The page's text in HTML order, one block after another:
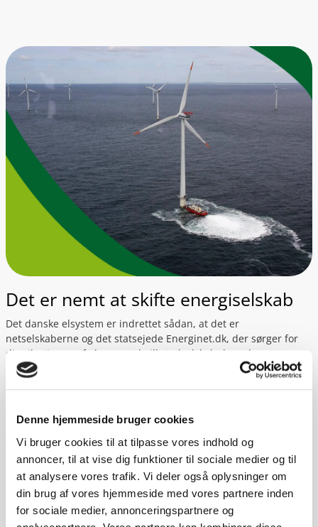
Denne hjemmeside bruger cookies
Vi bruger cookies til at tilpasse vores indhold og
annoncer, til at vise dig funktioner til sociale medier og til
at analysere vores trafik. Vi deler også oplysninger om
din brug af vores hjemmeside med vores partnere inden
for sociale medier, annonceringspartnere og
Det er nemt at skifte energiselskab
Det danske elsystem er indrettet sådan, at det er
netselskaberne og det statsejede Energinet.dk, der sørger for
distributionen af el uanset, hvilket elselskab du vælger.
Derfor er der ligeså stor sikkerhed for levering af el hos os, som
hos alle andre energiselskaber.
Skift til el fra danske vindmøller